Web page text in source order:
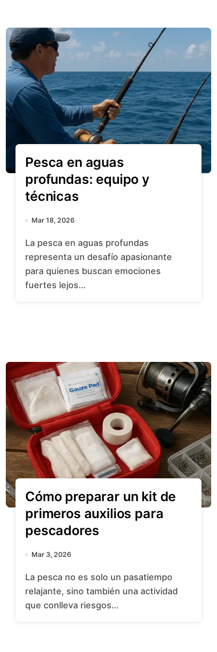
Pesca en aguas
profundas: equipo y
técnicas
Mar 18, 2026
La pesca en aguas profundas
representa un desafío apasionante
para quienes buscan emociones
fuertes lejos...
Cómo preparar un kit de
primeros auxilios para
pescadores
Mar 3, 2026
La pesca no es solo un pasatiempo
relajante, sino también una actividad
que conlleva riesgos...